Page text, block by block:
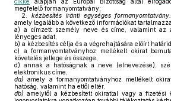
megfelelő formanyomtatvány;
2.
kézbesítés iránti egységes formanyomtatvány:
amely legalább a következő információkat
a) a címzett személy neve és címe, valamint az
lényeges adat,
b) a kézbesítés célja és a végrehajtására előírt
c) a formanyomtatványhoz mellékelt okirat
követelés jellege és összege,
d) annak a hatóságnak a neve (elnevezése),
elektronikus címe,
da) amely a formanyomtatványhoz mellékelt
hatóság, valamint ha ettől eltér,
db) amelytől a kézbesített okirattal vagy a fizetési